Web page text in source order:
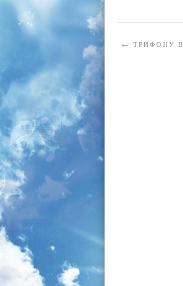
← ТРИФОНУ